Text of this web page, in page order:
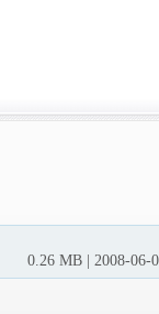
0.26 MB | 2008-06-